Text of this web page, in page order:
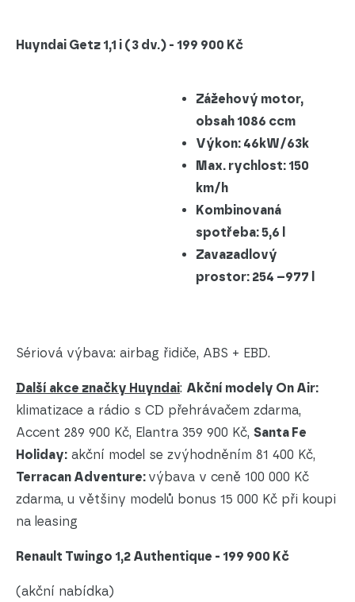
Huyndai Getz 1,1 i (3 dv.) - 199 900 Kč
Zážehový motor,
obsah 1086 ccm
Výkon: 46kW/63k
Max. rychlost: 150
km/h
Kombinovaná
spotřeba: 5,6 l
Zavazadlový
prostor: 254 –977 l
Sériová výbava: airbag řidiče, ABS + EBD.
Další akce značky Huyndai: Akční modely On Air:
klimatizace a rádio s CD přehrávačem zdarma,
Accent 289 900 Kč, Elantra 359 900 Kč, Santa Fe
Holiday: akční model se zvýhodněním 81 400 Kč,
Terracan Adventure: výbava v ceně 100 000 Kč
zdarma, u většiny modelů bonus 15 000 Kč při koupi
na leasing
Renault Twingo 1,2 Authentique - 199 900 Kč
(akční nabídka)